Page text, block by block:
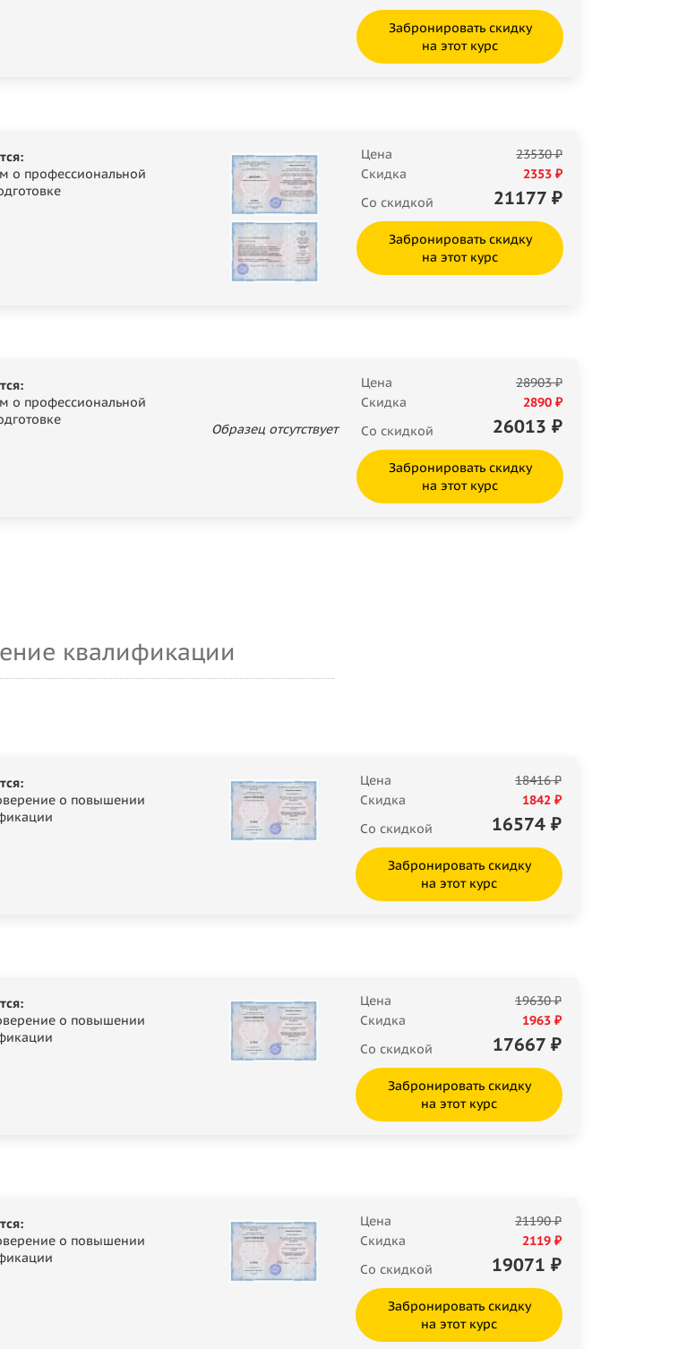
Забронировать скидку
на этот курс
о профессиональной
Цена
23530 ₽
Скидка
2353 ₽
Со скидкой
21177 ₽
Забронировать скидку
на этот курс
о профессиональной
Образец отсутствует
Цена
28903 ₽
Скидка
2890 ₽
Со скидкой
26013 ₽
Забронировать скидку
на этот курс
квалификации
о повышении
Цена
18416 ₽
Скидка
1842 ₽
Со скидкой
16574 ₽
Забронировать скидку
на этот курс
о повышении
Цена
19630 ₽
Скидка
1963 ₽
Со скидкой
17667 ₽
Забронировать скидку
на этот курс
о повышении
Цена
21190 ₽
Скидка
2119 ₽
Со скидкой
19071 ₽
Забронировать скидку
на этот курс